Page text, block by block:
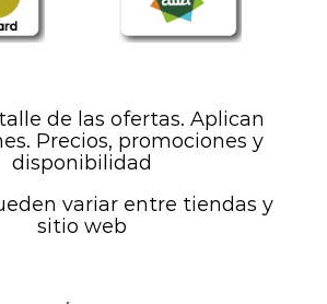
de las ofertas. Aplican
Precios, promociones y
disponibilidad
variar entre tiendas y
sitio web